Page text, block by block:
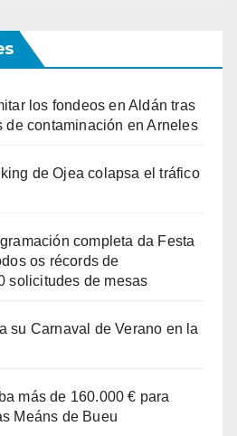
los fondeos en Aldán tras
de contaminación en Arneles
de Ojea colapsa el tráfico
completa da Festa
os récords de
solicitudes de mesas
su Carnaval de Verano en la
más de 160.000 € para
Meáns de Bueu